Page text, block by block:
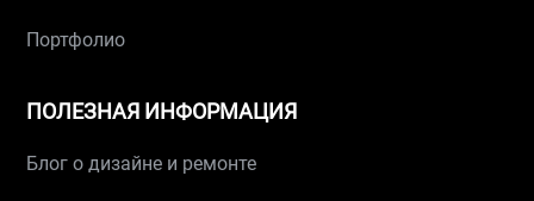
Портфолио
ПОЛЕЗНАЯ ИНФОРМАЦИЯ
Блог о дизайне и ремонте